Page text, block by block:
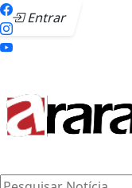
Entrar
Pesquisar Notícia